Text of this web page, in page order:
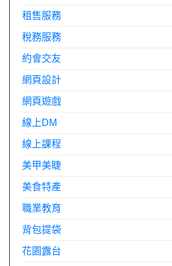
租售服務
稅務服務
約會交友
網頁設計
網頁遊戲
線上DM
線上課程
美甲美睫
美食特產
職業教育
背包提袋
花園露台